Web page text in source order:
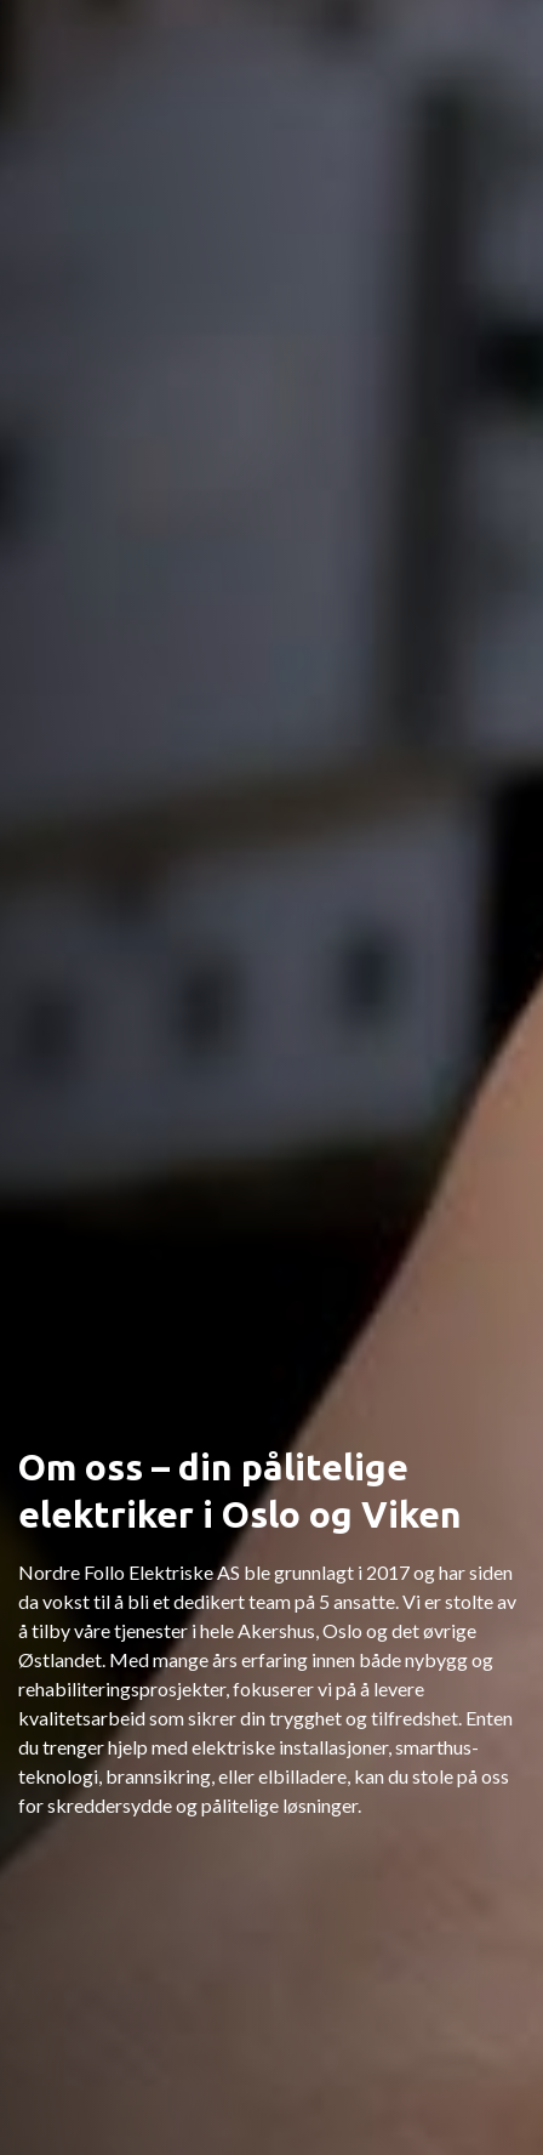
Om oss – din pålitelige
elektriker i Oslo og Viken
Nordre Follo Elektriske AS ble grunnlagt i 2017 og har siden
da vokst til å bli et dedikert team på 5 ansatte. Vi er stolte av
å tilby våre tjenester i hele Akershus, Oslo og det øvrige
Østlandet. Med mange års erfaring innen både nybygg og
rehabiliteringsprosjekter, fokuserer vi på å levere
kvalitetsarbeid som sikrer din trygghet og tilfredshet. Enten
du trenger hjelp med elektriske installasjoner, smarthus-
teknologi, brannsikring, eller elbilladere, kan du stole på oss
for skreddersydde og pålitelige løsninger.